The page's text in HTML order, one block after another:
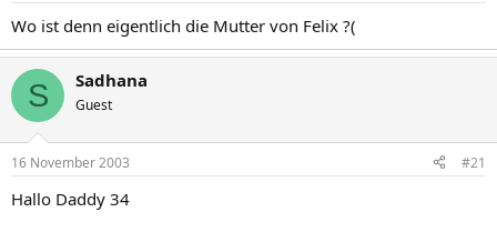
Wo ist denn eigentlich die Mutter von Felix ?(
S Sadhana
Guest
16 November 2003 #21
Hallo Daddy 34